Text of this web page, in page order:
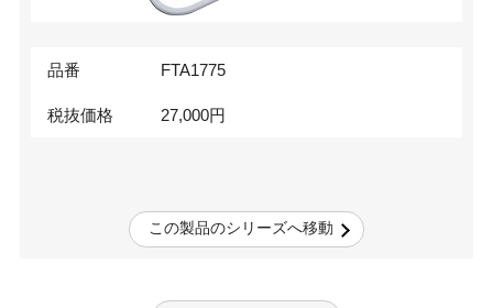
品番 FTA1775
税抜価格 27,000円
この製品のシリーズへ移動